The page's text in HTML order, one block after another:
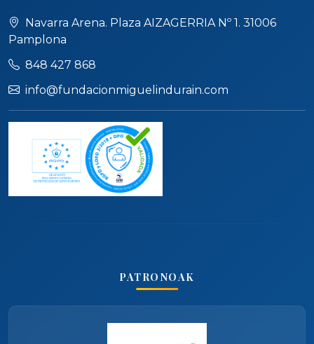
Navarra Arena. Plaza AIZAGERRIA Nº 1. 31006
Pamplona
848 427 868
info@fundacionmiguelindurain.com
PATRONOAK